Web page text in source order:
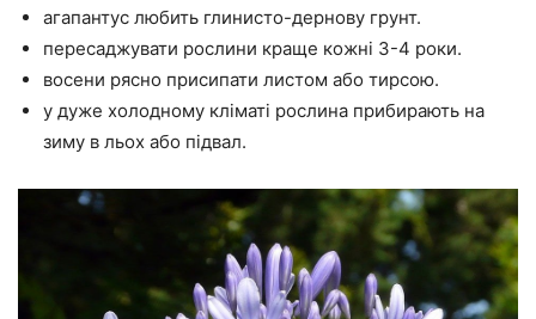
агапантус любить глинисто-дернову грунт.
пересаджувати рослини краще кожні 3-4 роки.
восени рясно присипати листом або тирсою.
у дуже холодному кліматі рослина прибирають на
зиму в льох або підвал.